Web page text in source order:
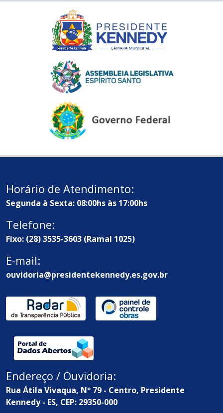
Horário de Atendimento:
Segunda à Sexta: 08:00hs às 17:00hs
Telefone:
Fixo: (28) 3535-3603 (Ramal 1025)
E-mail:
ouvidoria@presidentekennedy.es.gov.br
Endereço / Ouvidoria:
Rua Átila Vivaqua, Nº 79 - Centro, Presidente
Kennedy - ES, CEP: 29350-000